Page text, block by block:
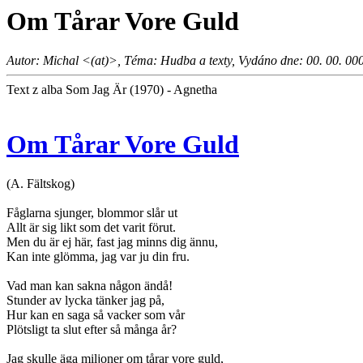
Om Tårar Vore Guld
Autor: Michal <(at)>, Téma: Hudba a texty, Vydáno dne: 00. 00.
Text z alba Som Jag Är (1970) - Agnetha
Om Tårar Vore Guld
(A. Fältskog)
Fåglarna sjunger, blommor slår ut
Allt är sig likt som det varit förut.
Men du är ej här, fast jag minns dig ännu,
Kan inte glömma, jag var ju din fru.
Vad man kan sakna någon ändå!
Stunder av lycka tänker jag på,
Hur kan en saga så vacker som vår
Plötsligt ta slut efter så många år?
Jag skulle äga miljoner om tårar vore guld,